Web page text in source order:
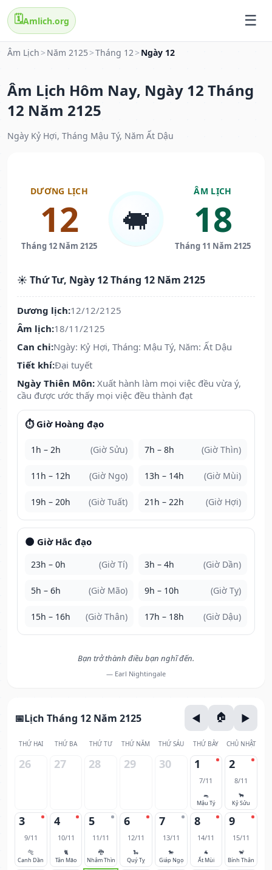
🗓️Amlich.org
Âm Lịch > Năm 2125 >Tháng 12> Ngày 12
Âm Lịch Hôm Nay, Ngày 12 Tháng
12 Năm 2125
Ngày Kỷ Hợi, Tháng Mậu Tý, Năm Ất Dậu
DƯƠNG LỊCH
12
Tháng 12 Năm 2125
🐖
ÂM LỊCH
18
Tháng 11 Năm 2125
☀️ Thứ Tư, Ngày 12 Tháng 12 Năm 2125
Dương lịch:12/12/2125
Âm lịch:18/11/2125
Can chi:Ngày: Kỷ Hợi, Tháng: Mậu Tý, Năm: Ất Dậu
Tiết khí:Đại tuyết
Ngày Thiên Môn: Xuất hành làm mọi việc đều vừa ý,
cầu được ước thấy mọi việc đều thành đạt
⏱️ Giờ Hoàng đạo
1h – 2h (Giờ Sửu) 7h – 8h (Giờ Thìn)
11h – 12h (Giờ Ngọ) 13h – 14h (Giờ Mùi)
19h – 20h (Giờ Tuất) 21h – 22h (Giờ Hợi)
🌑 Giờ Hắc đạo
23h – 0h (Giờ Tí) 3h – 4h (Giờ Dần)
5h – 6h (Giờ Mão) 9h – 10h (Giờ Tỵ)
15h – 16h (Giờ Thân) 17h – 18h (Giờ Dậu)
Bạn trở thành điều bạn nghĩ đến.
— Earl Nightingale
Lịch Tháng 12 Năm 2125
THỨ HAI THỨ BA THỨ TƯ THỨ NĂM THỨ SÁU THỨ BẢY CHỦ NHẬT
26 27 28 29 30 1
7/11
🐀
Mậu Tý
2
8/11
🐂
Kỷ Sửu
3
9/11
🐅
Canh Dần
4
10/11
🐈
Tân Mão
5
11/11
🐉
Nhâm Thìn
6
12/11
🐍
Quý Tỵ
7
13/11
🐎
Giáp Ngọ
8
14/11
🐐
Ất Mùi
9
15/11
🐒
Bính Thân